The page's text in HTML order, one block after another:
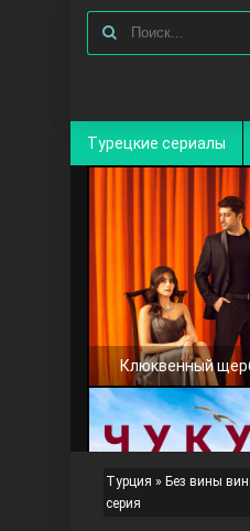
Турецкие сериалы
Клюквенный
Турция » Без вины
серия